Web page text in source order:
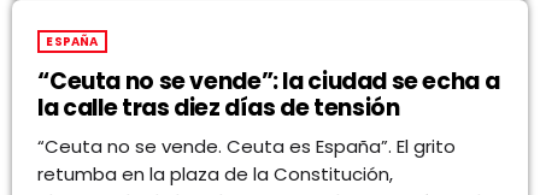
ESPAÑA
“Ceuta no se vende”: la ciudad se echa a
la calle tras diez días de tensión
“Ceuta no se vende. Ceuta es España”. El grito
retumba en la plaza de la Constitución,